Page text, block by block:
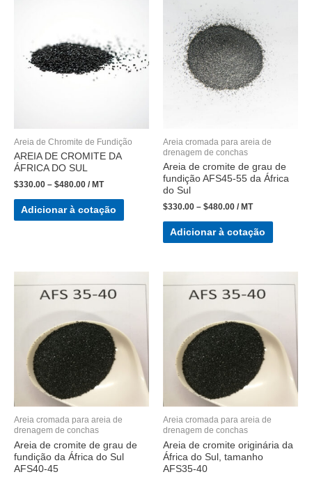
Areia de Chromite de Fundição
AREIA DE CROMITE DA
ÁFRICA DO SUL
$330.00 – $480.00 / MT
Adicionar à cotação
Areia cromada para areia de
drenagem de conchas
Areia de cromite de grau de
fundição AFS45-55 da África
do Sul
$330.00 – $480.00 / MT
Adicionar à cotação
Areia cromada para areia de
drenagem de conchas
Areia de cromite de grau de
fundição da África do Sul
AFS40-45
Areia cromada para areia de
drenagem de conchas
Areia de cromite originária da
África do Sul, tamanho
AFS35-40